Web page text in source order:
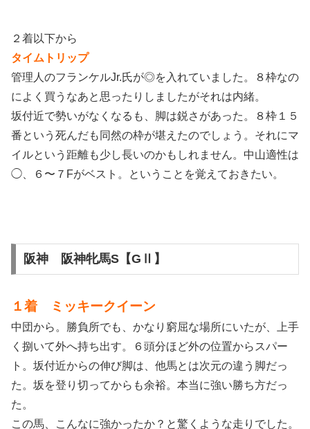
２着以下から
タイムトリップ
管理人のフランケルJr.氏が◎を入れていました。８枠なの
によく買うなあと思ったりしましたがそれは内緒。
坂付近で勢いがなくなるも、脚は鋭さがあった。８枠１５
番という死んだも同然の枠が堪えたのでしょう。それにマ
イルという距離も少し長いのかもしれません。中山適性は
◯、６〜７Fがベスト。ということを覚えておきたい。
阪神 阪神牝馬S【GⅡ】
１着 ミッキークイーン
中団から。勝負所でも、かなり窮屈な場所にいたが、上手
く捌いて外へ持ち出す。６頭分ほど外の位置からスパー
ト。坂付近からの伸び脚は、他馬とは次元の違う脚だっ
た。坂を登り切ってからも余裕。本当に強い勝ち方だっ
た。
この馬、こんなに強かったか？と驚くような走りでした。